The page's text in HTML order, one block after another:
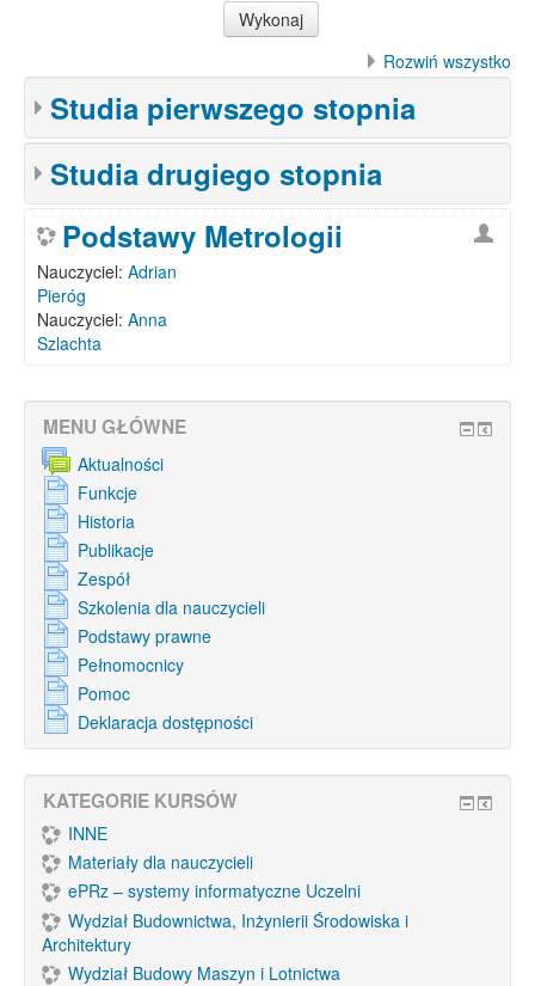
Rozwiń wszystko
Studia pierwszego stopnia
Studia drugiego stopnia
Podstawy Metrologii
Nauczyciel: Adrian
Pieróg
Nauczyciel: Anna
Szlachta
MENU GŁÓWNE
Aktualności
Funkcje
Historia
Publikacje
Zespół
Szkolenia dla nauczycieli
Podstawy prawne
Pełnomocnicy
Pomoc
Deklaracja dostępności
KATEGORIE KURSÓW
INNE
Materiały dla nauczycieli
ePRz – systemy informatyczne Uczelni
Wydział Budownictwa, Inżynierii Środowiska i
Architektury
Wydział Budowy Maszyn i Lotnictwa